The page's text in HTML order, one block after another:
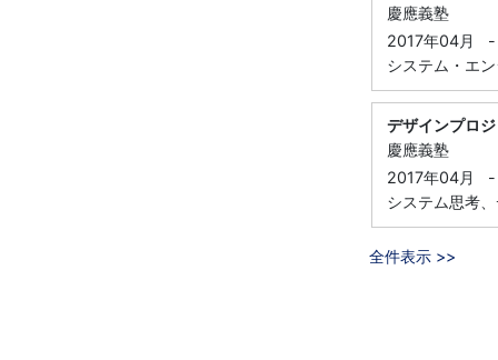
慶應義塾
2017年04月
-
システム・エ
デザインプロ
慶應義塾
2017年04月
-
システム思考
全件表示 >>